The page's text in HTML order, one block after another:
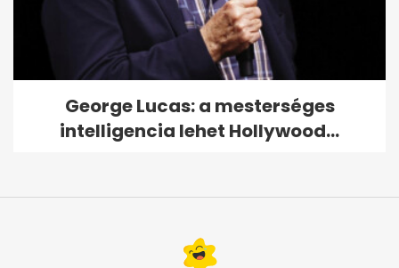
George Lucas: a mesterséges
intelligencia lehet Hollywood...